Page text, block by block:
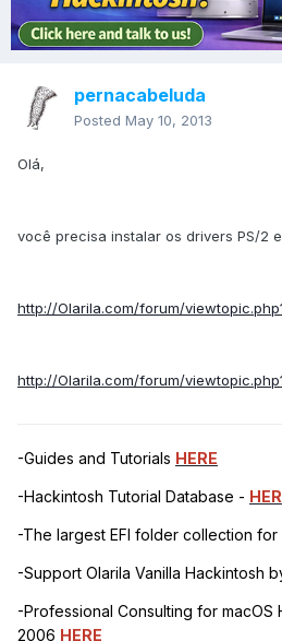
pernacabeluda
Posted May 10, 2013
Olá,
você precisa instalar os drivers PS/2
http://Olarila.com/forum/
http://Olarila.com/forum/
-Guides and Tutorials HERE
-Hackintosh Tutorial Database -
-The largest EFI folder collection for
-Support Olarila Vanilla Hackintosh
-Professional Consulting for macOS
2006 HERE